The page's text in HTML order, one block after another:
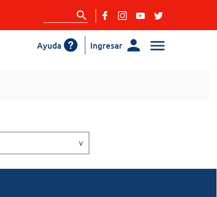
Ingresar
Ayuda